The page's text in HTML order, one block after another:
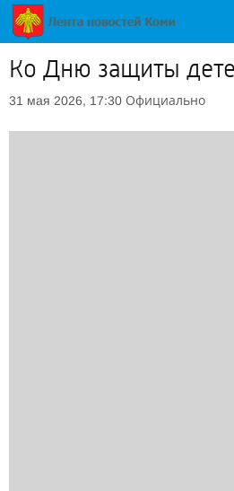
Ко Дню защиты
31 мая 2026, 17:30 Официально